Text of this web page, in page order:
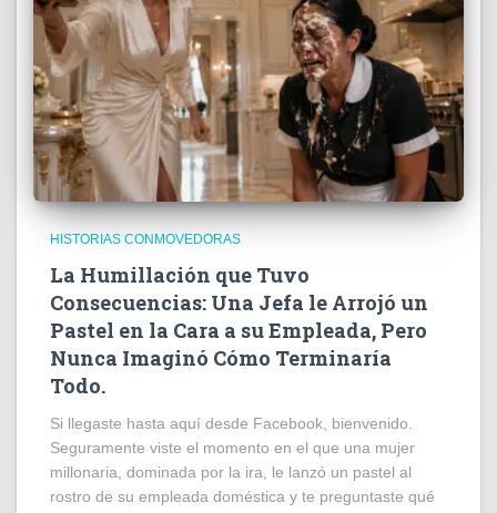
HISTORIAS CONMOVEDORAS
La Humillación que Tuvo
Consecuencias: Una Jefa le Arrojó un
Pastel en la Cara a su Empleada, Pero
Nunca Imaginó Cómo Terminaría
Todo.
Si llegaste hasta aquí desde Facebook, bienvenido.
Seguramente viste el momento en el que una mujer
millonaria, dominada por la ira, le lanzó un pastel al
rostro de su empleada doméstica y te preguntaste qué